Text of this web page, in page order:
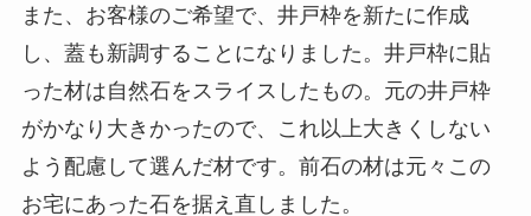
また、お客様のご希望で、井戸枠を新たに作成
し、蓋も新調することになりました。井戸枠に貼
った材は自然石をスライスしたもの。元の井戸枠
がかなり大きかったので、これ以上大きくしない
よう配慮して選んだ材です。前石の材は元々この
お宅にあった石を据え直しました。